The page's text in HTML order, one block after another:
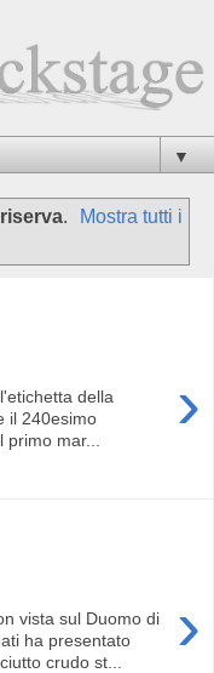
▼
riserva.
Mostra tutti i
›
della
il 240esimo
mar...
›
vista sul Duomo di
ha presentato
crudo st...